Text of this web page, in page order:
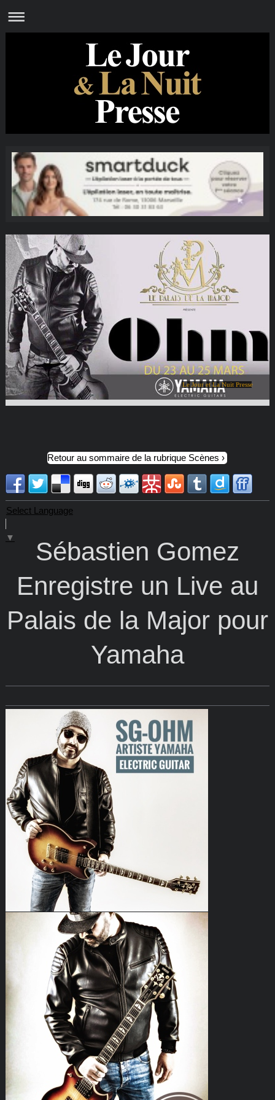
Le Jour et La Nuit Presse
Retour au sommaire de la rubrique Scènes
Select Language
▼
Sébastien Gomez
Enregistre un Live au
Palais de la Major pour
Yamaha